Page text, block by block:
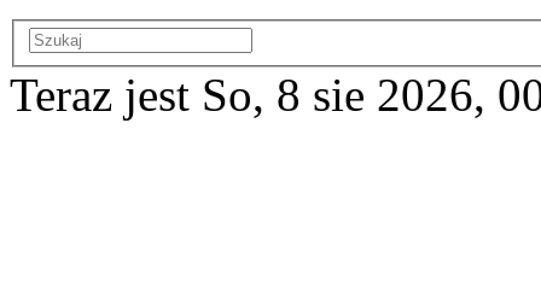
Teraz jest So, 8 sie 2026,